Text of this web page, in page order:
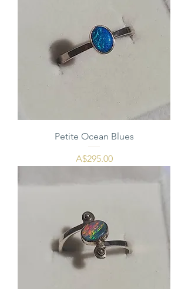
Petite Ocean Blues
価格
A$295.00